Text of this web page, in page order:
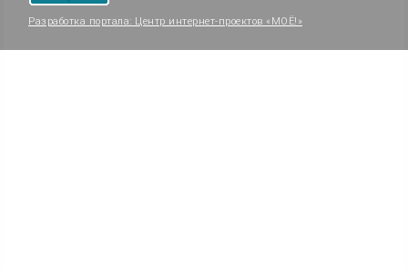
Разработка портала: Центр интернет-проектов «МОЁ!»